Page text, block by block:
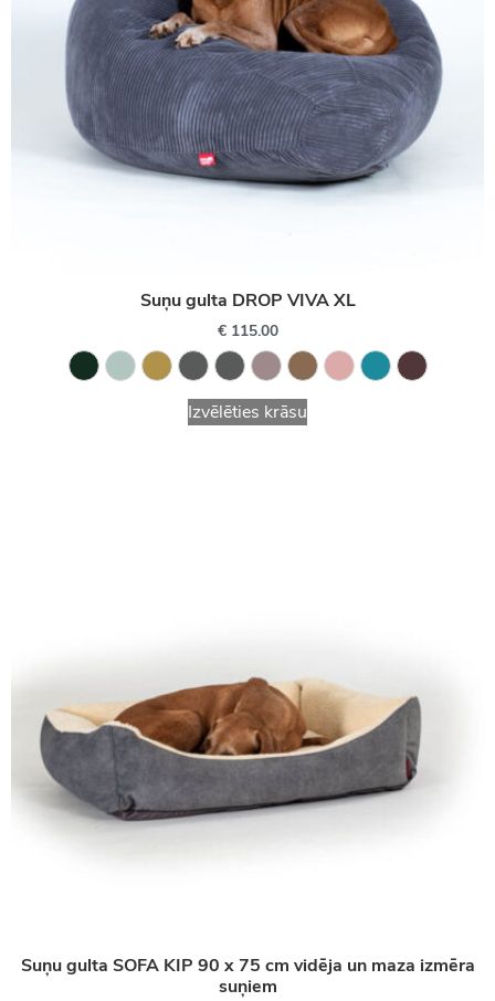
Suņu gulta DROP VIVA XL
€115.00
Izvēlēties krāsu
Suņu gulta SOFA KIP 90 x 75 cm vidēja un maza izmēra
suņiem